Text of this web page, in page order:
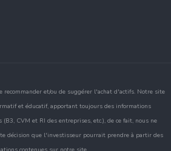
recommander et/ou de suggérer l'achat d'actifs. Notre site
et éducatif, apportant toujours des informations
CVM et RI des entreprises, etc.), de ce fait, nous ne
décision que l'investisseur pourrait prendre à partir des